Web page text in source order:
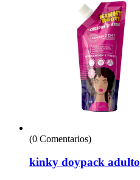
(0 Comentarios)
kinky doypack adulto